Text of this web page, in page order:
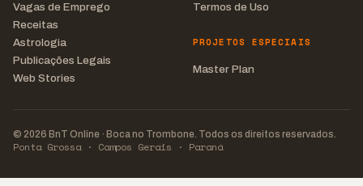
Vagas de Emprego
Receitas
Astrologia
Publicações Legais
Web Stories
Termos de Uso
PROJETOS ESPECIAIS
Master Plan
© 2026 BnT Online · Boca no Trombone. Todos os direitos reservados.
Ponta Grossa · Campos Gerais · Paraná